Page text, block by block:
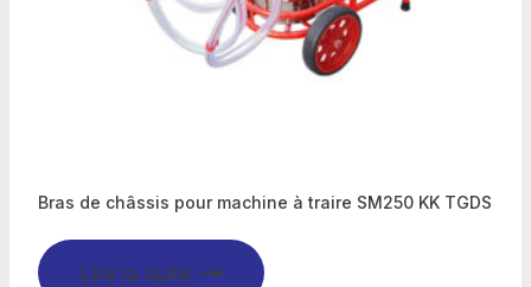
Bras de châssis pour machine à traire SM250 KK TGDS
Lire la suite